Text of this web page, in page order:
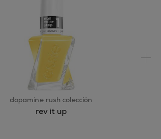
LLAMAS.
dopamine rush colección
rev it up